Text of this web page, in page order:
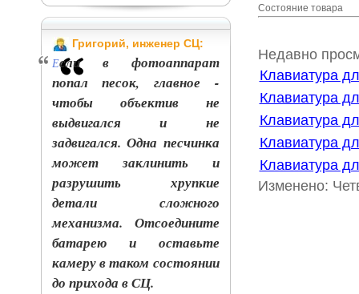
Григорий, инженер СЦ:
Если в фотоаппарат
попал песок, главное -
чтобы объектив не
выдвигался и не
задвигался. Одна песчинка
может заклинить и
разрушить хрупкие
детали сложного
механизма. Отсоедините
батарею и оставьте
камеру в таком состоянии
до прихода в СЦ.
Состояние товара
Недавно
Клавиатура
Клавиатура
Клавиатура
Клавиатура
Клавиатура
Изменено: